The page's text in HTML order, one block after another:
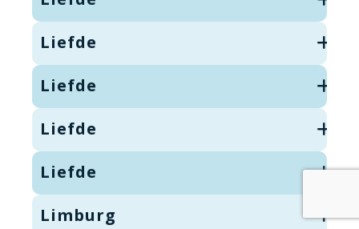
Liefde
Liefde
Liefde
Liefde
Limburg